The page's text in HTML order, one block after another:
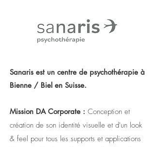
Sanaris est un centre de psychothérapie à
Bienne / Biel en Suisse.
Mission DA Corporate : Conception et
création de son identité visuelle et d'un look
& feel pour tous les supports et applications